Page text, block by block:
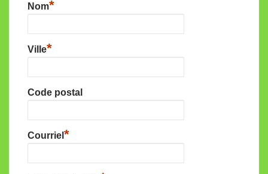
Nom*
Ville*
Code postal
Courriel *